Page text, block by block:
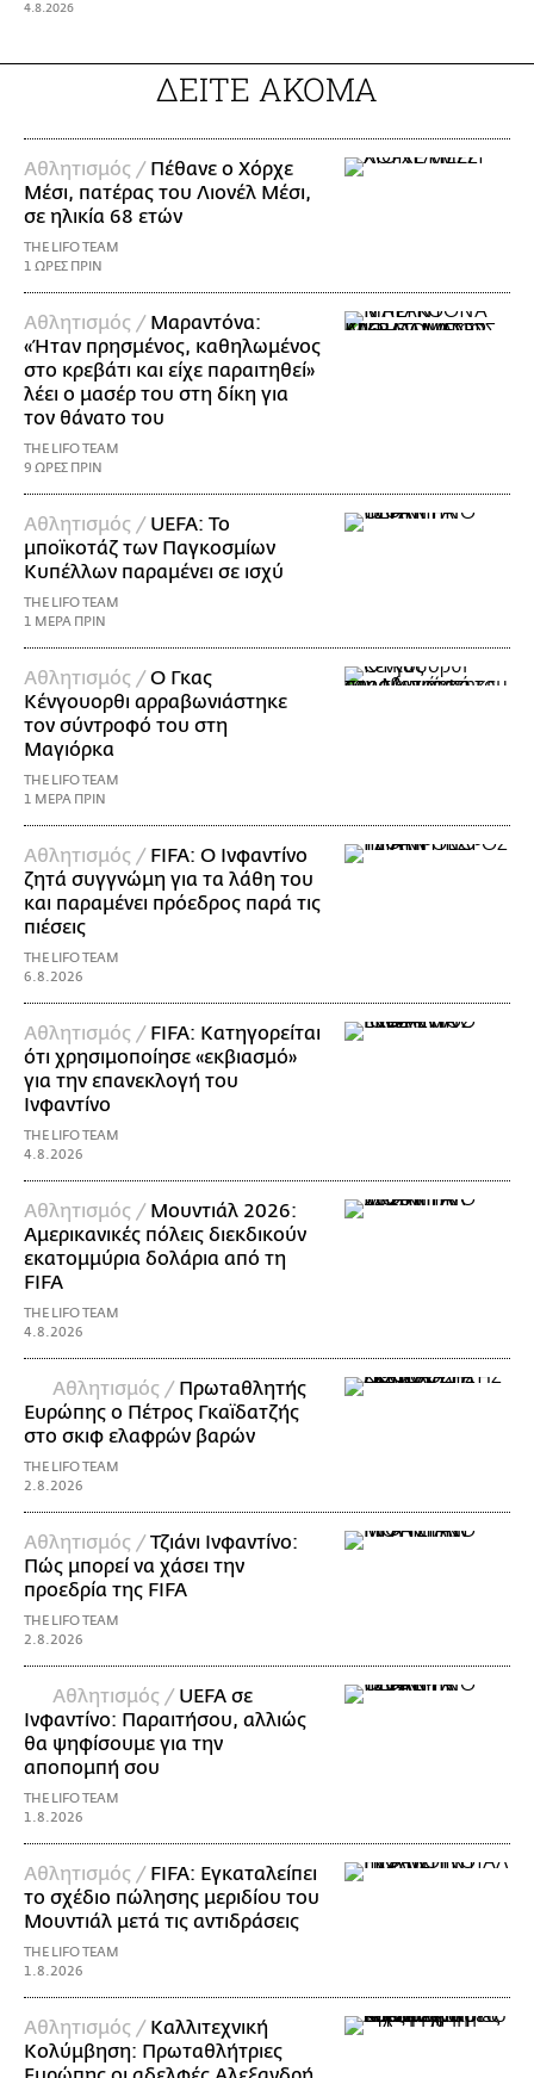
4.8.2026
ΔΕΙΤΕ ΑΚΟΜΑ
Αθλητισμός / Πέθανε ο Χόρχε
Μέσι, πατέρας του Λιονέλ Μέσι,
σε ηλικία 68 ετών
THE LIFO TEAM
1 ΩΡΕΣ ΠΡΙΝ
Αθλητισμός / Μαραντόνα:
«Ήταν πρησμένος, καθηλωμένος
στο κρεβάτι και είχε παραιτηθεί»
λέει ο μασέρ του στη δίκη για
τον θάνατο του
THE LIFO TEAM
9 ΩΡΕΣ ΠΡΙΝ
Αθλητισμός / UEFA: Το
μποϊκοτάζ των Παγκοσμίων
Κυπέλλων παραμένει σε ισχύ
THE LIFO TEAM
1 ΜΕΡΑ ΠΡΙΝ
Αθλητισμός / Ο Γκας
Κένγουορθι αρραβωνιάστηκε
τον σύντροφό του στη
Μαγιόρκα
THE LIFO TEAM
1 ΜΕΡΑ ΠΡΙΝ
Αθλητισμός / FIFA: Ο Ινφαντίνο
ζητά συγγνώμη για τα λάθη του
και παραμένει πρόεδρος παρά τις
πιέσεις
THE LIFO TEAM
6.8.2026
Αθλητισμός / FIFA: Κατηγορείται
ότι χρησιμοποίησε «εκβιασμό»
για την επανεκλογή του
Ινφαντίνο
THE LIFO TEAM
4.8.2026
Αθλητισμός / Μουντιάλ 2026:
Αμερικανικές πόλεις διεκδικούν
εκατομμύρια δολάρια από τη
FIFA
THE LIFO TEAM
4.8.2026
Αθλητισμός / Πρωταθλητής
Ευρώπης ο Πέτρος Γκαϊδατζής
στο σκιφ ελαφρών βαρών
THE LIFO TEAM
2.8.2026
Αθλητισμός / Τζιάνι Ινφαντίνο:
Πώς μπορεί να χάσει την
προεδρία της FIFA
THE LIFO TEAM
2.8.2026
Αθλητισμός / UEFA σε
Ινφαντίνο: Παραιτήσου, αλλιώς
θα ψηφίσουμε για την
αποπομπή σου
THE LIFO TEAM
1.8.2026
Αθλητισμός / FIFA: Εγκαταλείπει
το σχέδιο πώλησης μεριδίου του
Μουντιάλ μετά τις αντιδράσεις
THE LIFO TEAM
1.8.2026
Αθλητισμός / Καλλιτεχνική
Κολύμβηση: Πρωταθλήτριες